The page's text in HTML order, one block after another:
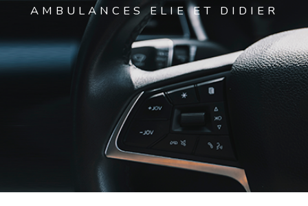
AMBULANCES ELIE ET DIDIER